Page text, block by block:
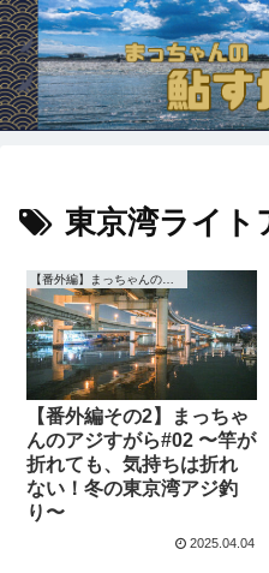
東京湾ライト
【番外編その2】まっちゃ
んのアジすがら#02 〜竿が
折れても、気持ちは折れ
ない！冬の東京湾アジ釣
り〜
2025.04.04